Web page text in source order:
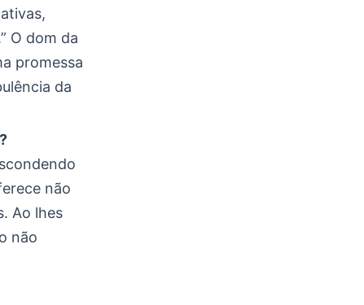
O dom da
promessa
da
não
Ao lhes
não